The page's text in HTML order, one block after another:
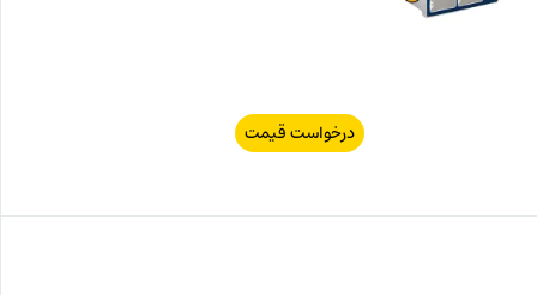
درخواست قیمت